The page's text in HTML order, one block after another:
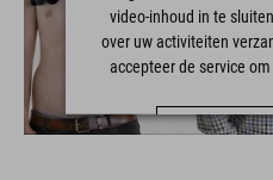
video-inhoud in te
over uw activiteiten
accepteer de service
MEER